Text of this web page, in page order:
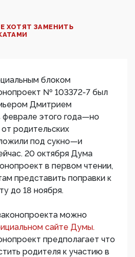
ХОТЯТ ЗАМЕНИТЬ
блоком
№ 103372-7 был
Дмитрием
этого года—но
родительских
под сукно—и
20 октября Дума
в первом чтении,
представить поправки к
до 18 ноября.
можно
сайте Думы.
предполагает что
родителя к участию в